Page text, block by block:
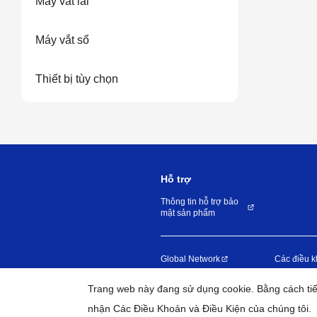
Máy vắt sổ
Thiết bị tùy chọn
Hỗ trợ
Thông tin hỗ trợ bảo
mật sản phẩm
Global Network Các điều
Trang web này đang sử dụng cookie. Bằng cách
nhận Các Điều Khoản và Điều Kiện của chúng tôi.